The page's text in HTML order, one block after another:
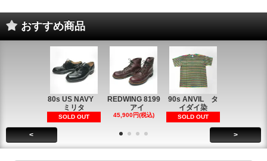
おすすめ商品
80s US NAVY
ミリタ
SOLD OUT
REDWING 8199
アイ
45,900円(税込)
90s ANVIL タ
イダイ染
SOLD OUT
< >